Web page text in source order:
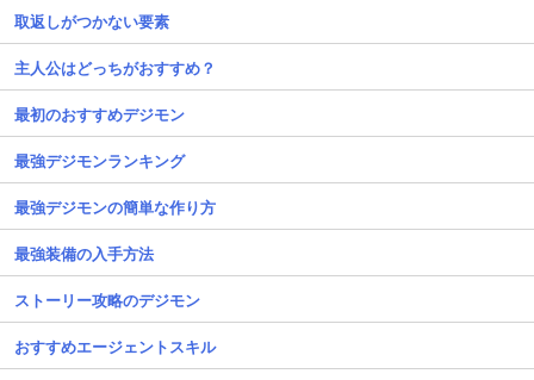
取返しがつかない要素
主人公はどっちがおすすめ？
最初のおすすめデジモン
最強デジモンランキング
最強デジモンの簡単な作り方
最強装備の入手方法
ストーリー攻略のデジモン
おすすめエージェントスキル